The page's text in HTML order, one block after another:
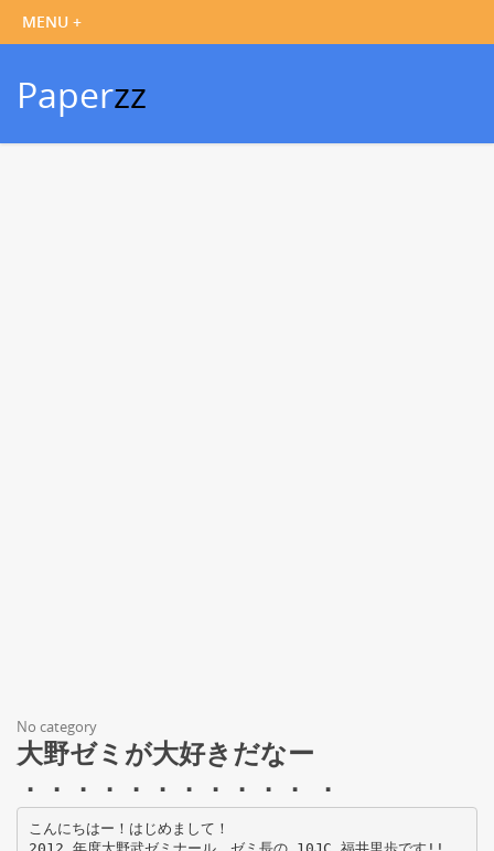
Paperzz
No category
大野ゼミが大好きだなー
．．．．．．．．．．． ．
こんにちはー！はじめまして！
2012 年度大野武ゼミナール、ゼミ長の 10JC 福井里歩です!!